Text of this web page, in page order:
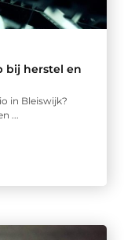
bij herstel en
in Bleiswijk?
...